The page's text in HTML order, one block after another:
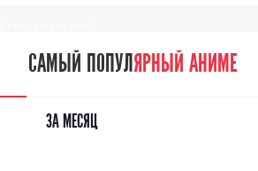
САМЫЙ ПОПУЛЯРНЫЙ АНИМЕ
ЗА МЕСЯЦ